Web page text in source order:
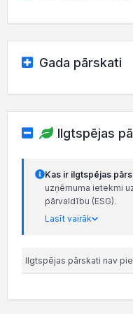
Gada pārskati
Ilgtspējas
Kas ir ilgtspējas
uzņēmuma ietekmi
pārvaldību (ESG).
Lasīt vairāk
Ilgtspējas pārskati nav